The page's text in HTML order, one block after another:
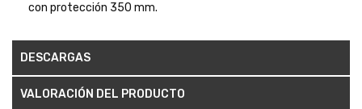
con protección 350 mm.
DESCARGAS
VALORACIÓN DEL PRODUCTO